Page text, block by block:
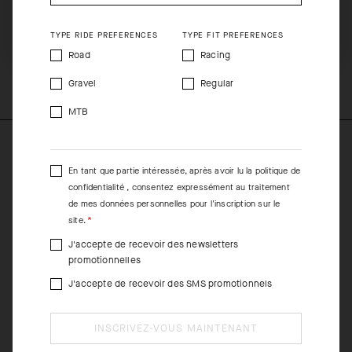
maillot (UPF 15) est si léger, respirant et rafraîchissant que nous
COMPOSITION
73%Polyester 14%Elastane 13%Polyamide
TYPE RIDE PREFERENCES
Road
Gravel
MTB
TYPE FIT PREFERENCES
Racing
Regular
En tant que partie intéressée, après avoir lu la politique de
confidentialité , consentez expressément au traitement
de mes données personnelles pour l'inscription sur le
site.
J'accepte de recevoir des newsletters
promotionnelles
J'accepte de recevoir des SMS promotionnels
INSCRIVEZ-VOUS MAINTENANT